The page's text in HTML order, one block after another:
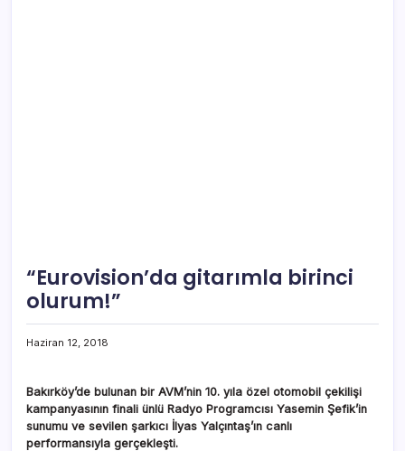
“Eurovision’da gitarımla birinci
olurum!”
Haziran 12, 2018
Bakırköy’de bulunan bir AVM’nin 10. yıla özel otomobil çekilişi
kampanyasının finali ünlü Radyo Programcısı Yasemin Şefik’in
sunumu ve sevilen şarkıcı İlyas Yalçıntaş’ın canlı
performansıyla gerçekleşti.